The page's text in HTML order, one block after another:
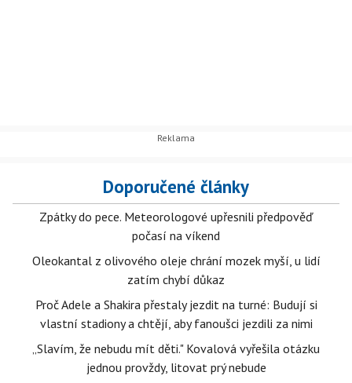
Doporučené články
Zpátky do pece. Meteorologové upřesnili předpověď
počasí na víkend
Oleokantal z olivového oleje chrání mozek myší, u lidí
zatím chybí důkaz
Proč Adele a Shakira přestaly jezdit na turné: Budují si
vlastní stadiony a chtějí, aby fanoušci jezdili za nimi
„Slavím, že nebudu mít děti." Kovalová vyřešila otázku
jednou provždy, litovat prý nebude